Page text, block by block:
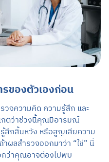
ของตัวเองก่อน
วจความคิด ความรู้สึก และ
กตว่าช่วงนี้คุณมีอารมณ์
สึกสิ้นหวัง หรือสูญเสียความ
าผลสำรวจออกมาว่า “ใช่” นี่
าคุณอาจต้องไปพบ